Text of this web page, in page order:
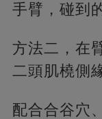
手臂，碰到
方法二，在
二頭肌橈側
配合合谷穴